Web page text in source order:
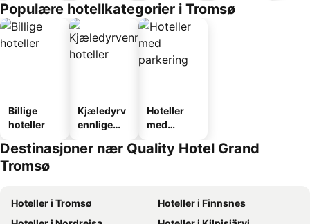
Populære hotellkategorier i Tromsø
Billige
hoteller
Kjæledyrv
ennlige
Hoteller
med
Destinasjoner nær Quality Hotel Grand
Tromsø
Hoteller i Tromsø
Hoteller i Finnsnes